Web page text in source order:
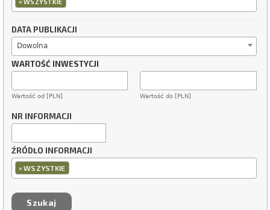
WSZYSTKIE
DATA PUBLIKACJI
Dowolna
WARTOŚĆ INWESTYCJI
Wartość od [PLN] Wartość do [PLN]
NR INFORMACJI
ŹRÓDŁO INFORMACJI
×WSZYSTKIE